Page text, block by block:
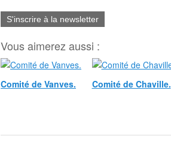
S'inscrire à la newsletter
Vous aimerez aussi :
Comité de Vanves. Comité de Chaville.